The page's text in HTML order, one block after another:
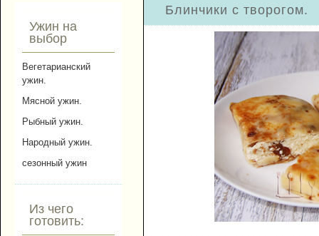
Ужин на
выбор
Вегетарианский
ужин.
Мясной ужин.
Рыбный ужин.
Народный ужин.
сезонный ужин
Из чего
готовить:
Блинчики с творогом.